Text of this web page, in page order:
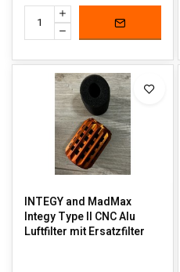
INTEGY and MadMax
Integy Type II CNC Alu
Luftfilter mit Ersatzfilter